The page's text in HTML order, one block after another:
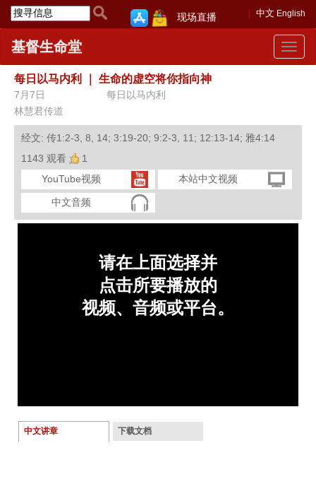
中文 English
现场直播
Toggle
基督生命堂
每日以马内利 生命的虚空将你指向神
7月7日
每日以马内利
林慧君传道
经文: 传1:2-3, 8, 14; 3:19-20; 9:2-3, 11; 12:13-14; 雅4:14
1143 观看
1
YouTube视频
本站中文视频
中文音频
中文讲章 下载文档